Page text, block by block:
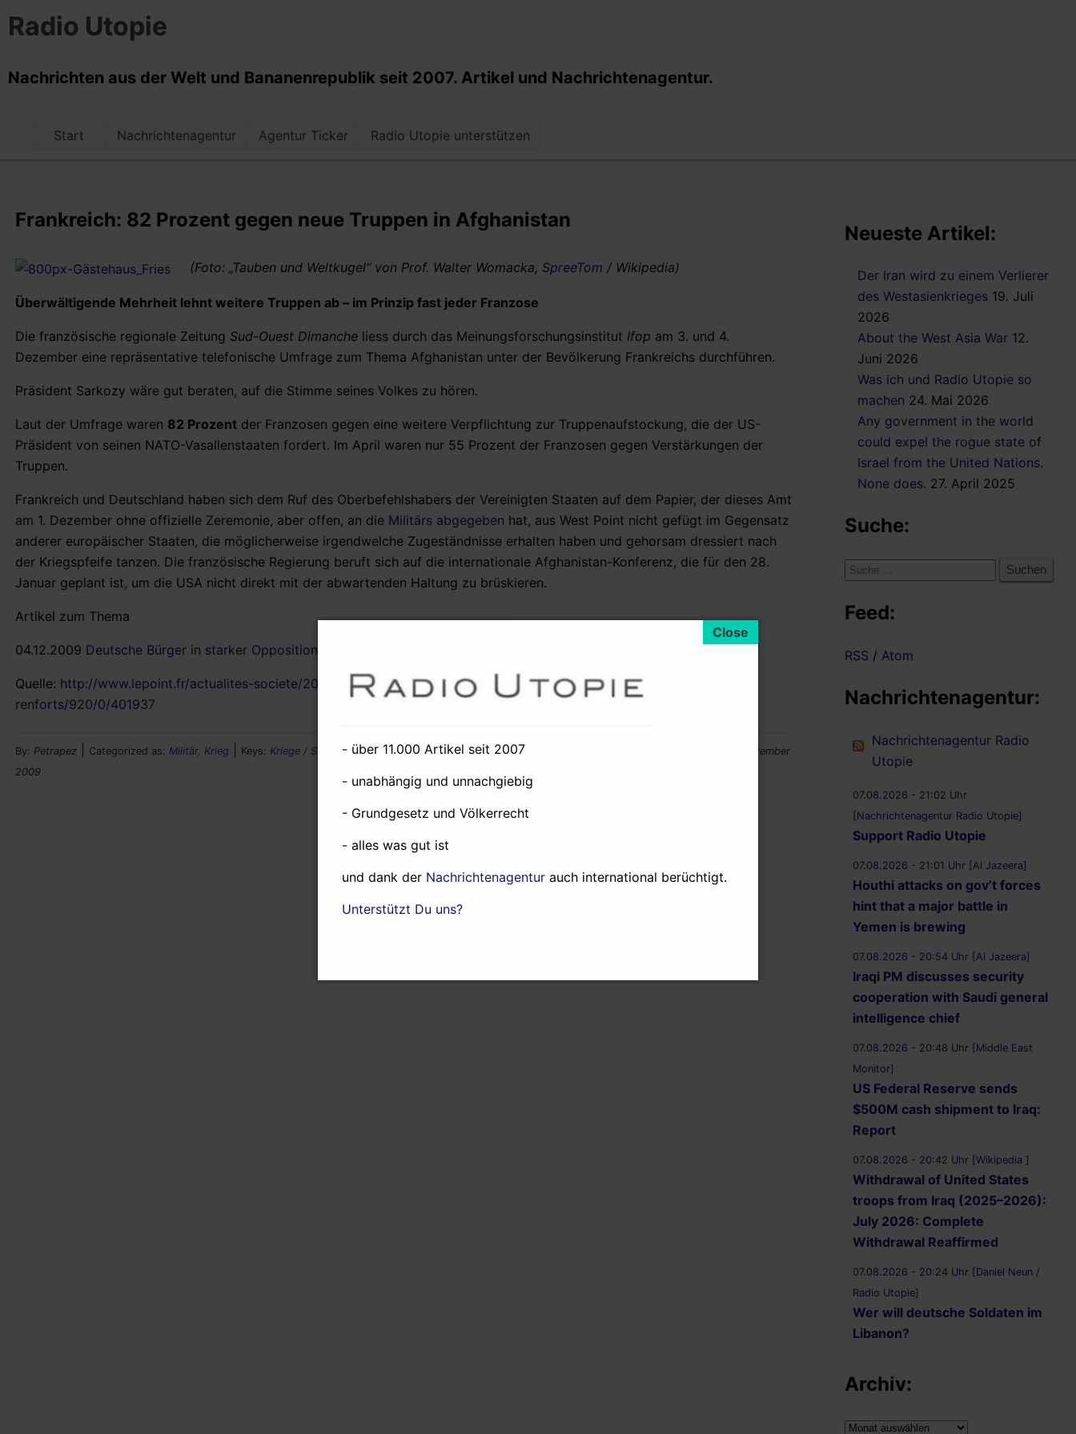
Radio Utopie
Nachrichten aus der Welt und Bananenrepublik seit 2007. Artikel und Nachrichtenagentur.
Start Nachrichtenagentur Agentur Ticker Radio Utopie unterstützen
Frankreich: 82 Prozent gegen neue Truppen in Afghanistan
(Foto: „Tauben und Weltkugel“ von Prof. Walter Womacka, SpreeTom / Wikipedia)
Überwältigende Mehrheit lehnt weitere Truppen ab – im Prinzip fast jeder Franzose
Die französische regionale Zeitung Sud-Ouest Dimanche liess durch das Meinungsforschungsinstitut Ifop am 3. und 4.
Dezember eine repräsentative telefonische Umfrage zum Thema Afghanistan unter der Bevölkerung Frankreichs durchführen.
Präsident Sarkozy wäre gut beraten, auf die Stimme seines Volkes zu hören.
Laut der Umfrage waren 82 Prozent der Franzosen gegen eine weitere Verpflichtung zur Truppenaufstockung, die der US-
Präsident von seinen NATO-Vasallenstaaten fordert. Im April waren nur 55 Prozent der Franzosen gegen Verstärkungen der
Truppen.
Frankreich und Deutschland haben sich dem Ruf des Oberbefehlshabers der Vereinigten Staaten auf dem Papier, der dieses Amt
am 1. Dezember ohne offizielle Zeremonie, aber offen, an die Militärs abgegeben hat, aus West Point nicht gefügt im Gegensatz
anderer europäischer Staaten, die möglicherweise irgendwelche Zugeständnisse erhalten haben und gehorsam dressiert nach
der Kriegspfeife tanzen. Die französische Regierung beruft sich auf die internationale Afghanistan-Konferenz, die für den 28.
Januar geplant ist, um die USA nicht direkt mit der abwartenden Haltung zu brüskieren.
Artikel zum Thema
04.12.2009 Deutsche Bürger in starker Opposition zu ihrer Regierung
Quelle: http://www.lepoint.fr/actualites-societe/2009-12-05/afghanistan-82-des-francais-opposes-a-l-envoi-de-
renforts/920/0/401937
By: Petrapez Categorized as: Militär, Krieg Keys: Kriege / Staatsstreiche / Umstürze / Interventionen / wars / coups / interventions
6. Dezember
2009
Neueste Artikel:
Der Iran wird zu einem Verlierer
des Westasienkrieges 19. Juli
2026
About the West Asia War 12.
Juni 2026
Was ich und Radio Utopie so
machen 24. Mai 2026
Any government in the world
could expel the rogue state of
Israel from the United Nations.
None does. 27. April 2025
Suche:
Suche
Feed:
RSS / Atom
Nachrichtenagentur:
Nachrichtenagentur Radio
Utopie
07.08.2026 - 21:02 Uhr
[Nachrichtenagentur Radio Utopie]
Support Radio Utopie
07.08.2026 - 21:01 Uhr [Al Jazeera]
Houthi attacks on gov’t forces
hint that a major battle in
Yemen is brewing
07.08.2026 - 20:54 Uhr [Al Jazeera]
Iraqi PM discusses security
cooperation with Saudi general
intelligence chief
07.08.2026 - 20:48 Uhr [Middle East
Monitor]
US Federal Reserve sends
$500M cash shipment to Iraq:
Report
07.08.2026 - 20:42 Uhr [Wikipedia ]
Withdrawal of United States
troops from Iraq (2025–2026):
July 2026: Complete
Withdrawal Reaffirmed
07.08.2026 - 20:24 Uhr [Daniel Neun /
Radio Utopie]
Wer will deutsche Soldaten im
Libanon?
Eye]
of countries that could send
Archiv:
Archiv:
- über 11.000 Artikel seit 2007
- unabhängig und unnachgiebig
- Grundgesetz und Völkerrecht
- alles was gut ist
und dank der Nachrichtenagentur auch international berüchtigt.
Unterstützt Du uns?